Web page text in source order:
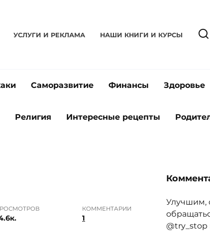
УСЛУГИ И РЕКЛАМА НАШИ КНИГИ И КУРСЫ
Саморазвитие Финансы Здоровье
Религия Интересные рецепты
КОММЕНТАРИИ
1
Улучшим,
@try_stop